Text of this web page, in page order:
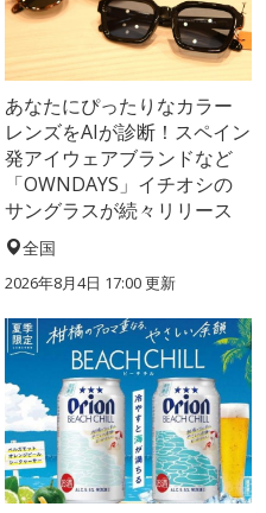
あなたにぴったりなカラー
レンズをAIが診断！スペイン
発アイウェアブランドなど
「OWNDAYS」イチオシの
サングラスが続々リリース
全国
2026年8月4日 17:00更新